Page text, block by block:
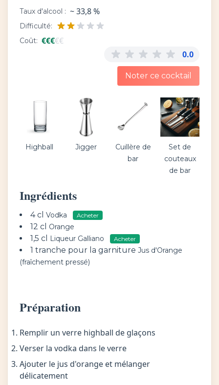
Taux d'alcool : ~ 33,8 %
Difficulté:
Coût: €€€€€
0.0
Noter ce cocktail
Highball Jigger
Cuillère de
bar
Set de
couteaux
de bar
Ingrédients
4 cl Vodka Acheter
12 cl Orange
1,5 cl Liqueur Galliano Acheter
1 tranche pour la garniture Jus d'Orange
(fraîchement pressé)
Préparation
Remplir un verre highball de glaçons
Verser la vodka dans le verre
Ajouter le jus d'orange et mélanger
délicatement